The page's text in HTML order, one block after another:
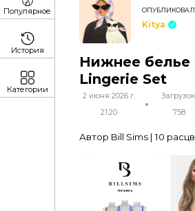
Kitya
Нижнее белье
Lingerie Set
2 июня 2026 г.
21:20
758
Автор Bill Sims | 10
Популярное
История
Категории